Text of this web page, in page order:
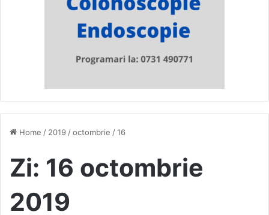
Home / 2019 /octombrie /16
Zi: 16 octombrie
2019